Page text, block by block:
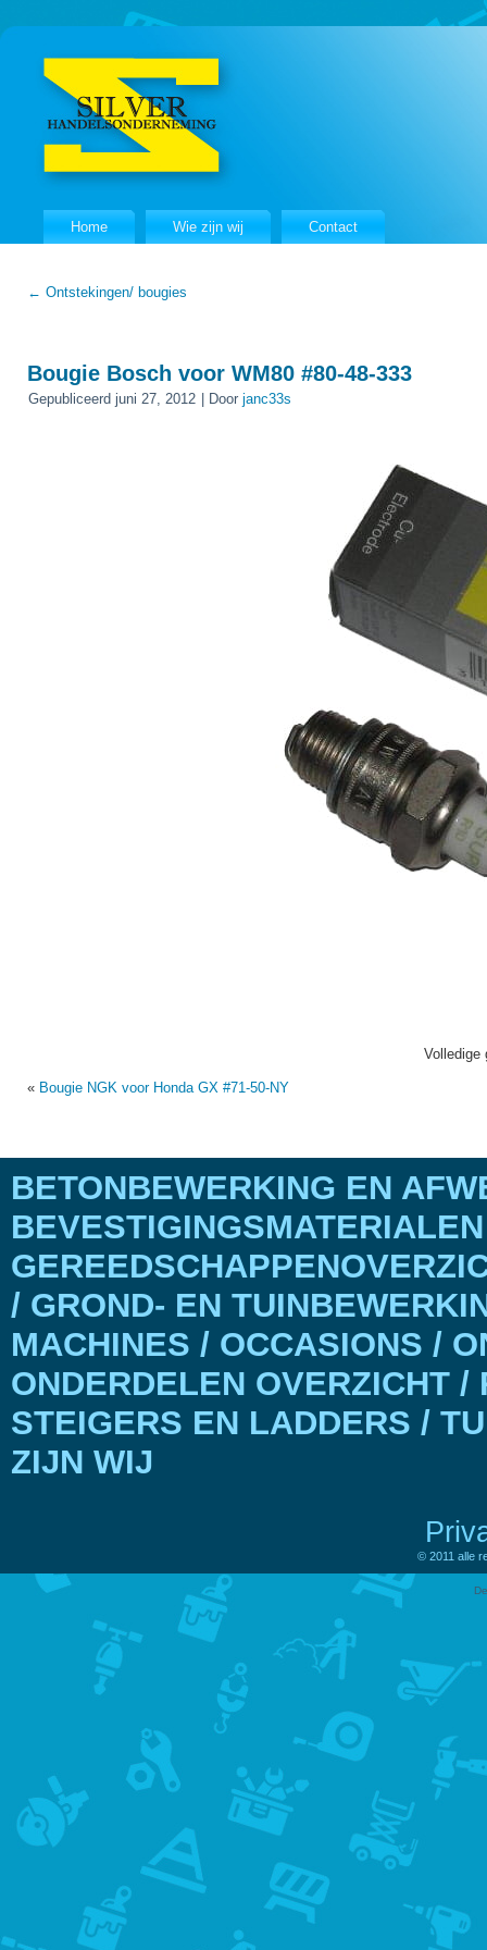
Home Wie zijn wij Contact
← Ontstekingen/ bougies
Bougie Bosch voor WM80 #80-48-333
Gepubliceerd juni 27, 2012 Door janc33s
« Bougie NGK voor Honda GX #71-50-NY
BETONBEWERKING EN
/ GROND- EN
MACHINES / OCCASIONS /
ONDERDELEN OVERZICHT
STEIGERS EN LADDERS /
ZIJN WIJ
© 2011 alle